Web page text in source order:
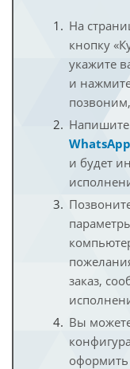
На
кнопку
укажите
и
WhatsApp
и будет
заказ,
Вы
оформить